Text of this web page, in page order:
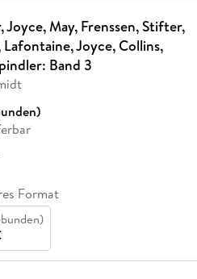
Joyce, May, Frenssen, Stifter,
Joyce, Collins,
Band 3
Format